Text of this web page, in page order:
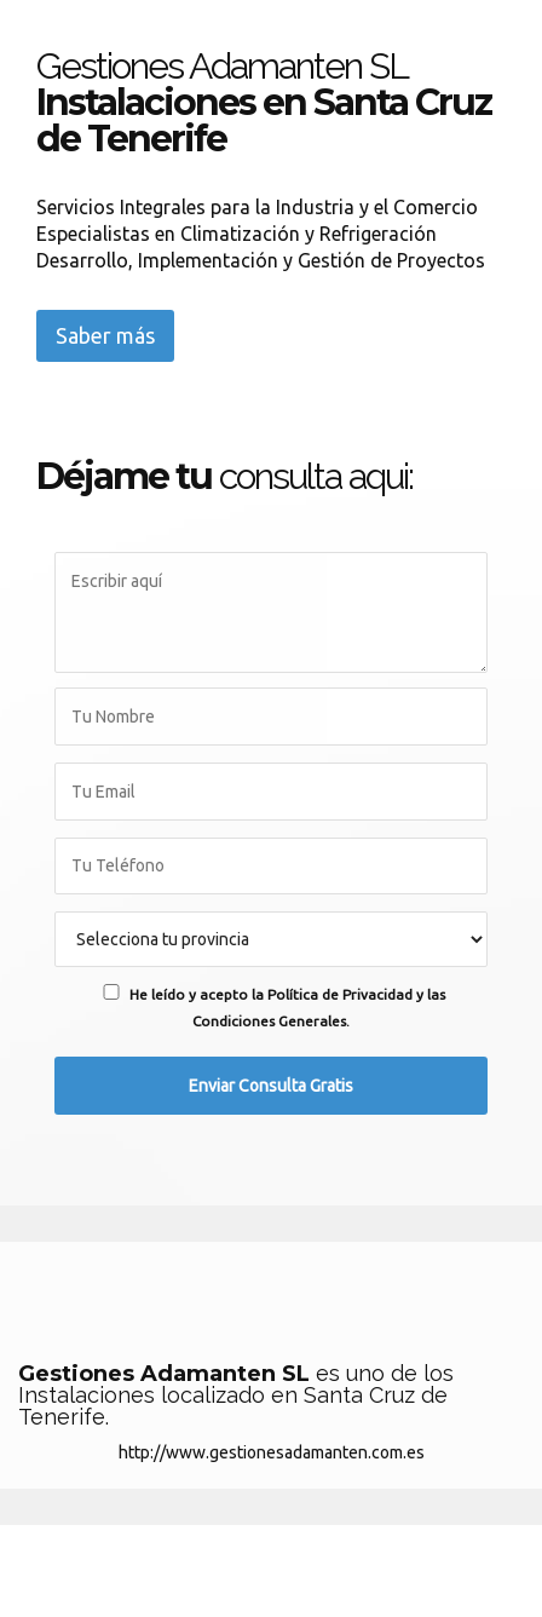
Gestiones Adamanten SL
Instalaciones en Santa Cruz
de Tenerife
Servicios Integrales para la Industria y el Comercio
Especialistas en Climatización y Refrigeración
Desarrollo, Implementación y Gestión de Proyectos
Saber más
Déjame tu consulta aqui:
He leído y acepto la Política de Privacidad y las
Condiciones Generales.
Gestiones Adamanten SL es uno de los
Instalaciones localizado en Santa Cruz de
Tenerife.
http://www.gestionesadamanten.com.es